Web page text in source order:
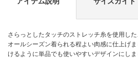
さらっとしたタッチのストレッチ糸を使用し
オールシーズン着られる程よい肉感に仕上げ
けるように単品でも使いやすいデザインにしま